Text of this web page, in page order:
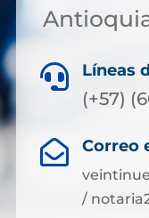
 Líneas
(+57)
 Correo
/